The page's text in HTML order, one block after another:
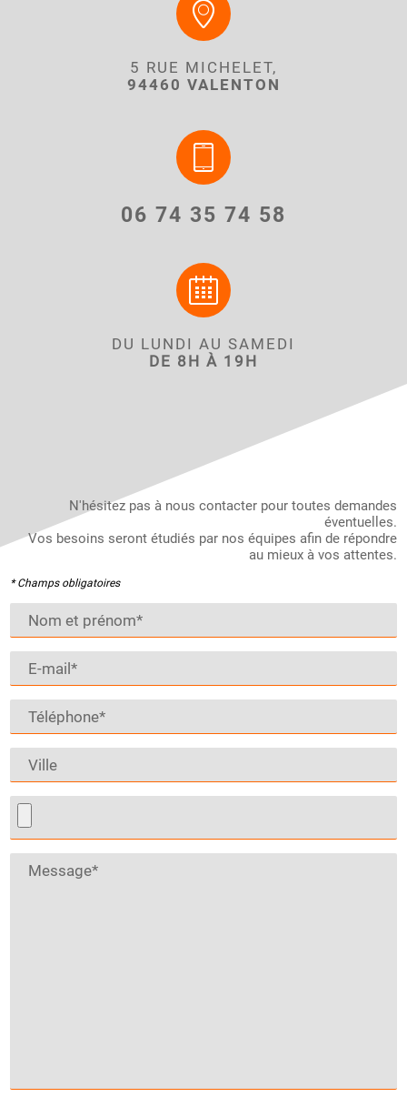
5 RUE MICHELET,
94460 VALENTON
06 74 35 74 58
DU LUNDI AU SAMEDI
DE 8H À 19H
N'hésitez pas à nous contacter pour toutes demandes
éventuelles.
Vos besoins seront étudiés par nos équipes afin de répondre
au mieux à vos attentes.
* Champs obligatoires
Nom et prénom*
E-mail*
Téléphone*
Ville
Message*